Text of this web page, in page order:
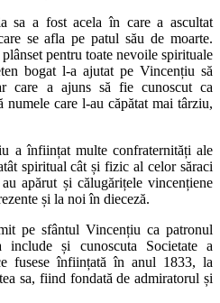
sa a fost acela în care a ascultat
se afla pe patul său de moarte.
pentru toate nevoile spirituale
bogat l-a ajutat pe Vincențiu să
care a ajuns să fie cunoscut ca
care l-au căpătat mai târziu,
a înființat multe confraternități ale
spiritual cât și fizic al celor săraci
apărut și călugărițele vincențiene
și la noi în dieceză.
pe sfântul Vincențiu ca patronul
include și cunoscuta Societate a
fusese înființată în anul 1833, la
sa, fiind fondată de admiratorul și